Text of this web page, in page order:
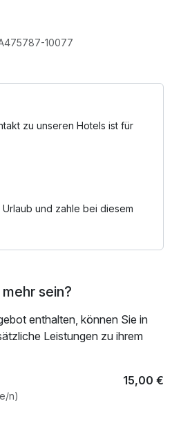
Obst- Gemüse und
Zimmer, Babybett,
Kinderbadewanne,
Babylätzchen im Restaurant
(nach Verfügbarkeit)
einfach die Babycheckliste
Kinderwagen, Regen-
Rodel u.v.m.
/ Internetnutzung
10077
zu unseren Hotels ist für
und zahle bei diesem
sein?
enthalten, können Sie in
Leistungen zu ihrem
15,00 €
n)